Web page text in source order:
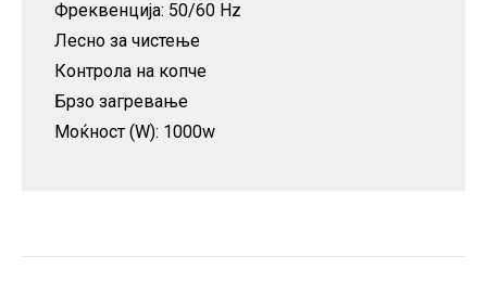
Фреквенција: 50/60 Hz
Лесно за чистење
Контрола на копче
Брзо загревање
Моќност (W): 1000w